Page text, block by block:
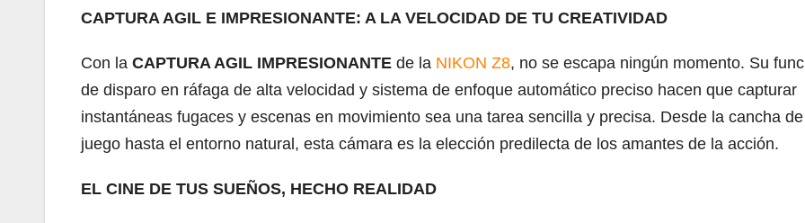
CAPTURA AGIL E IMPRESIONANTE: A LA VELOCIDAD DE TU CREATIVIDAD
Con la CAPTURA AGIL IMPRESIONANTE de la NIKON Z8, no se escapa ningún momento. Su
de disparo en ráfaga de alta velocidad y sistema de enfoque automático preciso hacen que capturar
instantáneas fugaces y escenas en movimiento sea una tarea sencilla y precisa. Desde la cancha de
juego hasta el entorno natural, esta cámara es la elección predilecta de los amantes de la acción.
EL CINE DE TUS SUEÑOS, HECHO REALIDAD